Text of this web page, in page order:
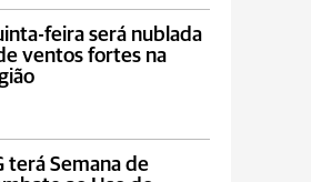
feira será nublada
ventos fortes na
terá Semana de